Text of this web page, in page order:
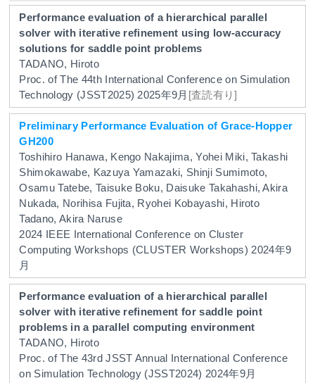
Performance evaluation of a hierarchical parallel
solver with iterative refinement using low-accuracy
solutions for saddle point problems
TADANO, Hiroto
Proc. of The 44th International Conference on Simulation
Technology (JSST2025) 2025年9月 [査読有り]
Preliminary Performance Evaluation of Grace-Hopper
GH200
Toshihiro Hanawa, Kengo Nakajima, Yohei Miki, Takashi
Shimokawabe, Kazuya Yamazaki, Shinji Sumimoto,
Osamu Tatebe, Taisuke Boku, Daisuke Takahashi, Akira
Nukada, Norihisa Fujita, Ryohei Kobayashi, Hiroto
Tadano, Akira Naruse
2024 IEEE International Conference on Cluster
Computing Workshops (CLUSTER Workshops) 2024年9
月
Performance evaluation of a hierarchical parallel
solver with iterative refinement for saddle point
problems in a parallel computing environment
TADANO, Hiroto
Proc. of The 43rd JSST Annual International Conference
on Simulation Technology (JSST2024) 2024年9月